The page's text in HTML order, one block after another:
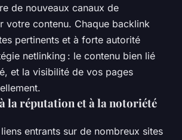
de nouveaux canaux de
votre contenu. Chaque backlink
pertinents et à forte autorité
netlinking : le contenu bien lié
et la visibilité de vos pages
la réputation et à la notoriété
entrants sur de nombreux sites